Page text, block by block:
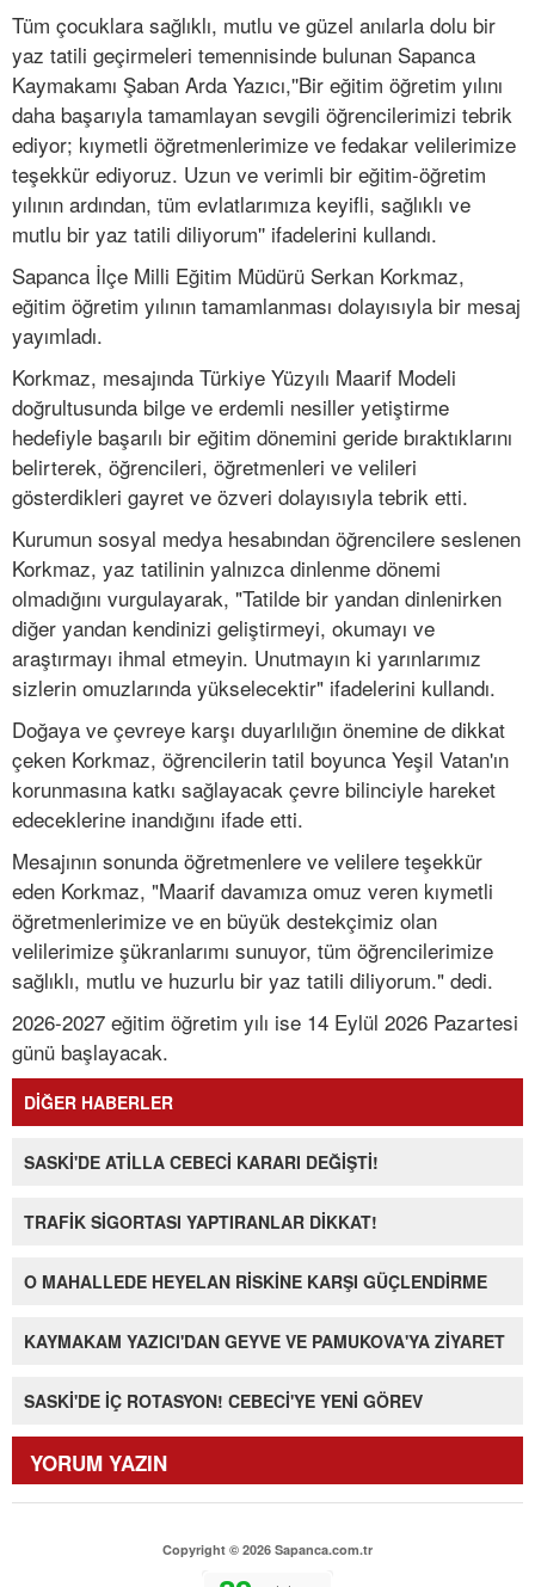
Tüm çocuklara sağlıklı, mutlu ve güzel anılarla dolu bir
yaz tatili geçirmeleri temennisinde bulunan Sapanca
Kaymakamı Şaban Arda Yazıcı,''Bir eğitim öğretim yılını
daha başarıyla tamamlayan sevgili öğrencilerimizi tebrik
ediyor; kıymetli öğretmenlerimize ve fedakar velilerimize
teşekkür ediyoruz. Uzun ve verimli bir eğitim-öğretim
yılının ardından, tüm evlatlarımıza keyifli, sağlıklı ve
mutlu bir yaz tatili diliyorum'' ifadelerini kullandı.
Sapanca İlçe Milli Eğitim Müdürü Serkan Korkmaz,
eğitim öğretim yılının tamamlanması dolayısıyla bir mesaj
yayımladı.
Korkmaz, mesajında Türkiye Yüzyılı Maarif Modeli
doğrultusunda bilge ve erdemli nesiller yetiştirme
hedefiyle başarılı bir eğitim dönemini geride bıraktıklarını
belirterek, öğrencileri, öğretmenleri ve velileri
gösterdikleri gayret ve özveri dolayısıyla tebrik etti.
Kurumun sosyal medya hesabından öğrencilere seslenen
Korkmaz, yaz tatilinin yalnızca dinlenme dönemi
olmadığını vurgulayarak, "Tatilde bir yandan dinlenirken
diğer yandan kendinizi geliştirmeyi, okumayı ve
araştırmayı ihmal etmeyin. Unutmayın ki yarınlarımız
sizlerin omuzlarında yükselecektir" ifadelerini kullandı.
Doğaya ve çevreye karşı duyarlılığın önemine de dikkat
çeken Korkmaz, öğrencilerin tatil boyunca Yeşil Vatan'ın
korunmasına katkı sağlayacak çevre bilinciyle hareket
edeceklerine inandığını ifade etti.
Mesajının sonunda öğretmenlere ve velilere teşekkür
eden Korkmaz, "Maarif davamıza omuz veren kıymetli
öğretmenlerimize ve en büyük destekçimiz olan
velilerimize şükranlarımı sunuyor, tüm öğrencilerimize
sağlıklı, mutlu ve huzurlu bir yaz tatili diliyorum." dedi.
2026-2027 eğitim öğretim yılı ise 14 Eylül 2026 Pazartesi
günü başlayacak.
DİĞER HABERLER
SASKİ'DE ATİLLA CEBECİ KARARI DEĞİŞTİ!
TRAFİK SİGORTASI YAPTIRANLAR DİKKAT!
O MAHALLEDE HEYELAN RİSKİNE KARŞI GÜÇLENDİRME
KAYMAKAM YAZICI'DAN GEYVE VE PAMUKOVA'YA ZİYARET
SASKİ'DE İÇ ROTASYON! CEBECİ'YE YENİ GÖREV
YORUM YAZIN
Copyright © 2026 Sapanca.com.tr